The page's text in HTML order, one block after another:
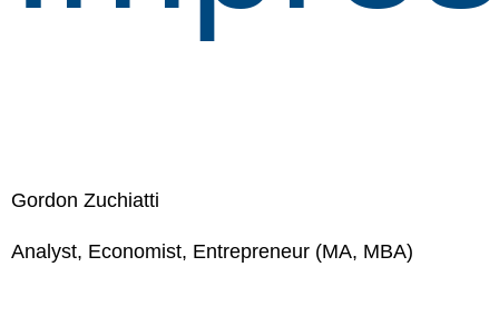
Gordon Zuchiatti
Analyst, Economist, Entrepreneur (MA, MBA)